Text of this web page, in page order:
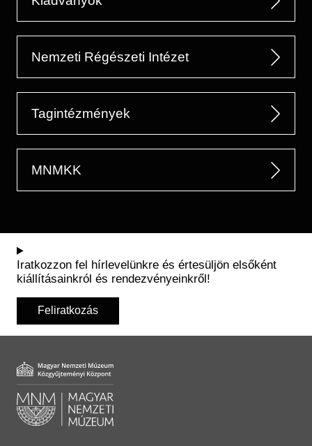
Nemzeti Régészeti Intézet
Tagintézmények
MNMKK
Iratkozzon fel hírlevelünkre és értesüljön elsőként
kiállításainkról és rendezvényeinkről!
Feliratkozás